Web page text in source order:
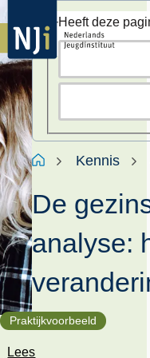
Overslaan
en
naar
de
gaan
Kruimelpad
HomeKennis
De
analyse:
Praktijkvoorbeeld
Lees
Heeft deze